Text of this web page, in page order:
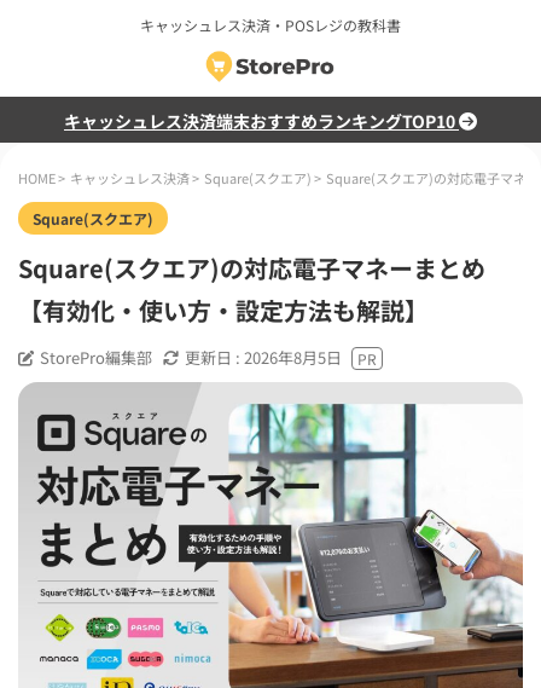
キャッシュレス決済・POSレジの教科書
キャッシュレス決済端末おすすめランキングTOP10
HOME> キャッシュレス決済> Square(スクエア)> Square(スクエア)の対応電子マネ
Square(スクエア)
Square(スクエア)の対応電子マネーまとめ
【有効化・使い方・設定方法も解説】
StorePro編集部 更新日 : 2026年8月5日